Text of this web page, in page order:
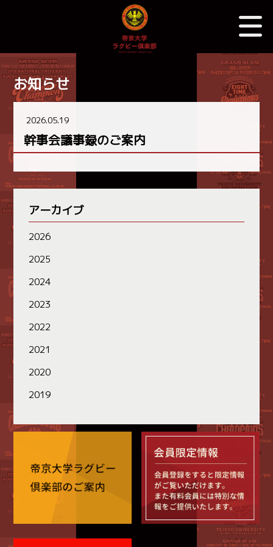
お知らせ
2026.05.19
幹事会議事録のご案内
アーカイブ
2026
2025
2024
2023
2022
2021
2020
2019